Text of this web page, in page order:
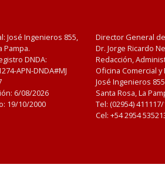
José Ingenieros 855,
Pampa.
DNDA:
APN-DNDA#MJ
6/08/2026
19/10/2000
Director General
Dr. Jorge Ricardo
Redacción,
Oficina Comercial
José Ingenieros
Santa Rosa, La
Tel: (02954)
Cel: +54 2954